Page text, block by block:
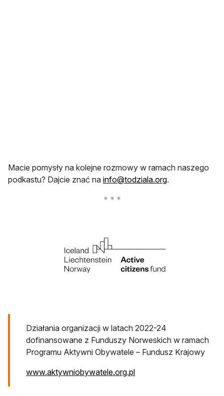
Macie pomysły na kolejne rozmowy w ramach naszego
podkastu? Dajcie znać na info@todziala.orgotwiera się w
.
Działania organizacji w latach 2022-24
dofinansowane z Funduszy Norweskich w ramach
Programu Aktywni Obywatele – Fundusz Krajowy
www.aktywniobywatele.org.plotwiera się w nowej